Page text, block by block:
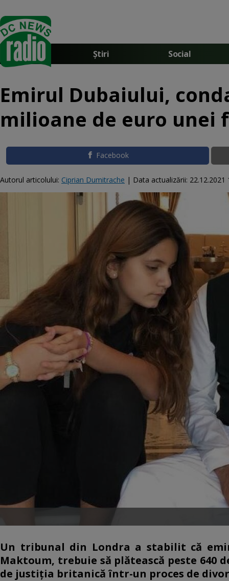
Știri Social
Emirul Dubaiului,
milioane de euro unei
Facebook
Autorul articolului: Ciprian Dumitrache | Data actualizării: 22.12.2021
Un tribunal din Londra a stabilit că
Maktoum, trebuie să plătească peste 640
de justiţia britanică într-un proces de